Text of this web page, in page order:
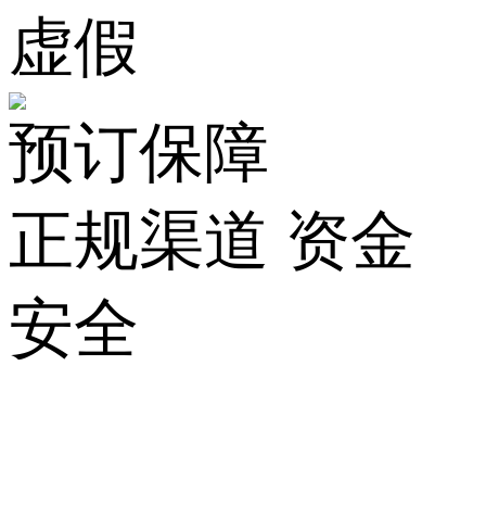
虚假
预订保障
正规渠道 资金
安全